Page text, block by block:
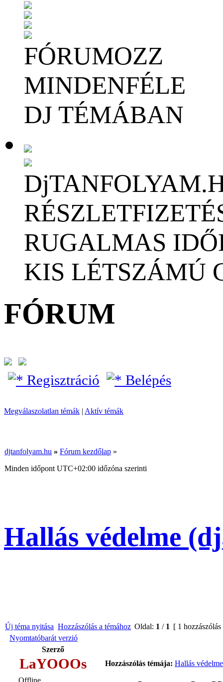
FÓRUMOZZ
MINDENFÉLE
DJ TÉMÁBAN
RUGALMAS
KIS LÉTSZÁMÚ
FÓRUM
Regisztráció Belépés
Megválaszolatlan témák | Aktív témák
djtanfolyam.hu » Fórum kezdőlap »
Minden időpont UTC+02:00 időzóna szerinti
Hallás védelme
Új téma nyitása Hozzászólás a témához Oldal: 1 / 1 [ 1
Nyomtatóbarát verzió
Szerző
LaYOOOs Hozzászólás témája: Hallás
Offline